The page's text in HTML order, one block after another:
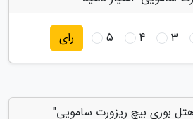
3
4
5 رای
بوری بیچ ریزورت سامویی"